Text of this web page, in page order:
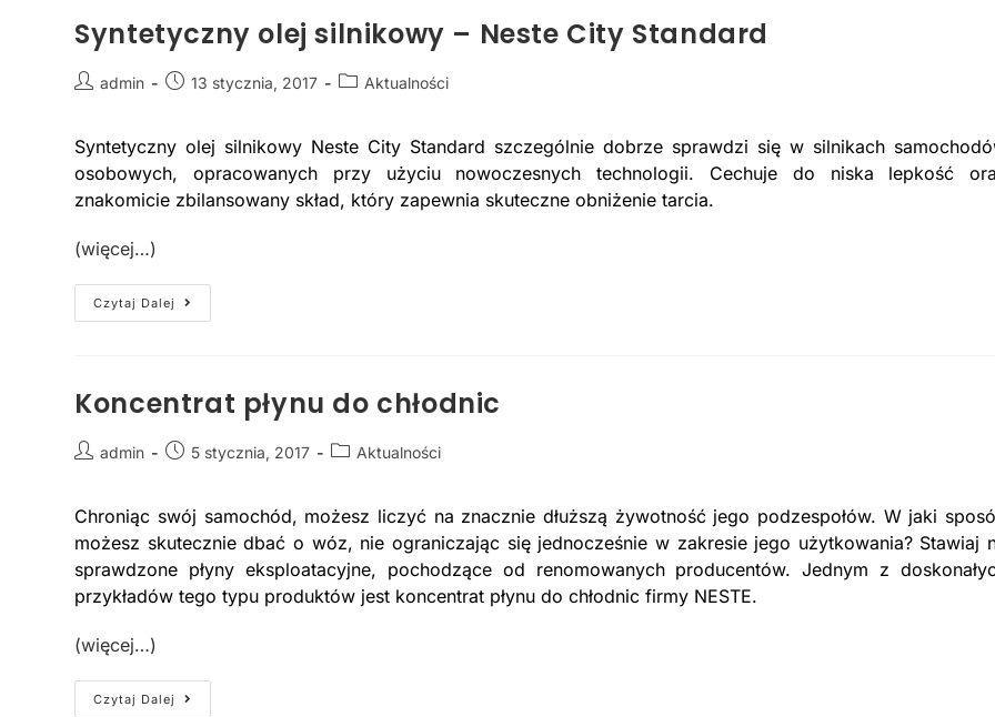
Syntetyczny olej silnikowy – Neste City Standard
admin 13 stycznia, 2017 Aktualności
Syntetyczny olej silnikowy Neste City Standard szczególnie dobrze sprawdzi się w silnikach
osobowych, opracowanych przy użyciu nowoczesnych technologii. Cechuje do niska lepkość
znakomicie zbilansowany skład, który zapewnia skuteczne obniżenie tarcia.
(więcej…)
Czytaj Dalej
Koncentrat płynu do chłodnic
admin 5 stycznia, 2017 Aktualności
Chroniąc swój samochód, możesz liczyć na znacznie dłuższą żywotność jego podzespołów. W jaki
możesz skutecznie dbać o wóz, nie ograniczając się jednocześnie w zakresie jego użytkowania? Stawiaj
sprawdzone płyny eksploatacyjne, pochodzące od renomowanych producentów. Jednym z
przykładów tego typu produktów jest koncentrat płynu do chłodnic firmy NESTE.
(więcej…)
Czytaj Dalej